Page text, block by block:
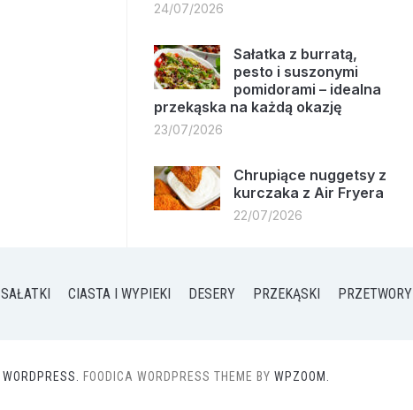
24/07/2026
Sałatka z burratą,
pesto i suszonymi
pomidorami – idealna
przekąska na każdą okazję
23/07/2026
Chrupiące nuggetsy z
kurczaka z Air Fryera
22/07/2026
SAŁATKI CIASTA I WYPIEKI DESERY PRZEKĄSKI PRZETWORY
WORDPRESS. FOODICA WORDPRESS THEME BY WPZOOM.